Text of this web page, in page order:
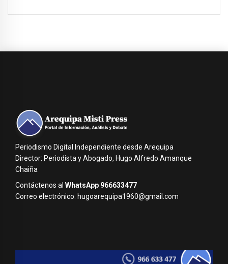
Periodismo Digital Independiente desde Arequipa
Director: Periodista y Abogado, Hugo Alfredo Amanque
Chaiña
Contáctenos al WhatsApp 966633477
Correo electrónico: hugoarequipa1960@gmail.com